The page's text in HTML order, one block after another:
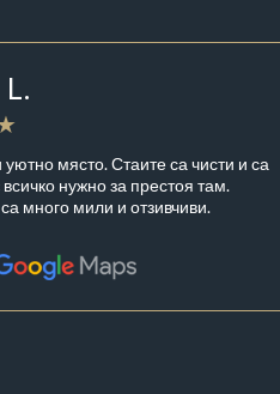
място. Стаите са чисти и са
нужно за престоя там.
много мили и отзивчиви.